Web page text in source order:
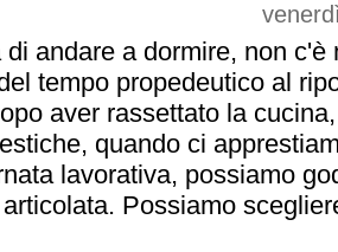
di andare a dormire, non
tempo propedeutico al
aver rassettato la
quando ci
lavorativa, possiamo
Possiamo